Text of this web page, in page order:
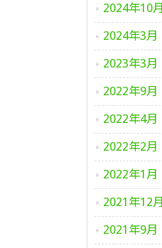
2024年10月
2024年3月
2023年3月
2022年9月
2022年4月
2022年2月
2022年1月
2021年12月
2021年9月